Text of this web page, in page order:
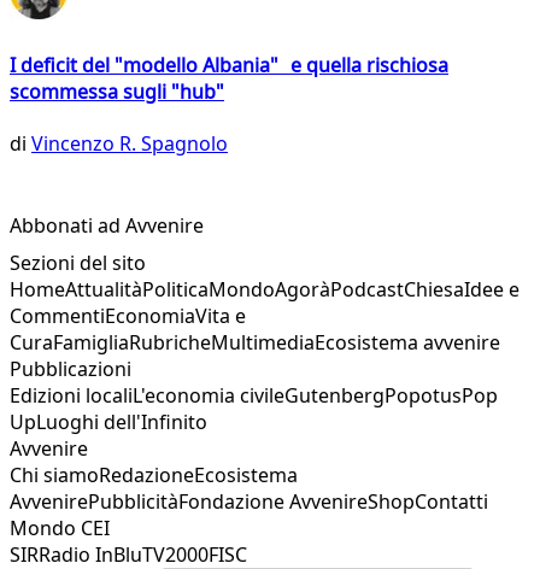
I deficit del "modello Albania" e quella rischiosa
scommessa sugli "hub"
di Vincenzo R. Spagnolo
Abbonati ad Avvenire
Sezioni del sito
HomeAttualitàPoliticaMondoAgoràPodcastChiesaIdee e
CommentiEconomiaVita e
CuraFamigliaRubricheMultimediaEcosistema avvenire
Pubblicazioni
Edizioni localiL'economia civileGutenbergPopotusPop
UpLuoghi dell'Infinito
Avvenire
Chi siamoRedazioneEcosistema
AvvenirePubblicitàFondazione AvvenireShopContatti
Mondo CEI
SIRRadio InBluTV2000FISC